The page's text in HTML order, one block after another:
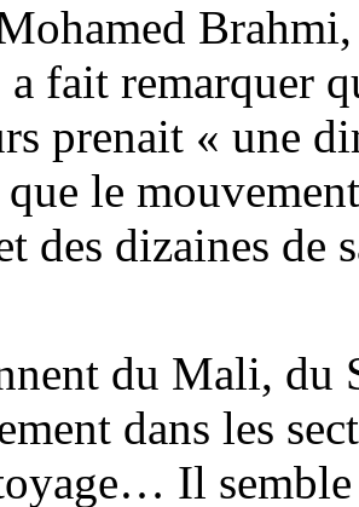
Brahmi,
fait remarquer
prenait « une
le
des dizaines de
du Mali, du
dans les
Il semble